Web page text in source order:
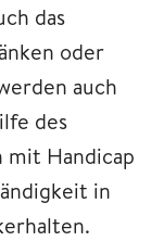
das
oder
auch
des
mit Handicap
in